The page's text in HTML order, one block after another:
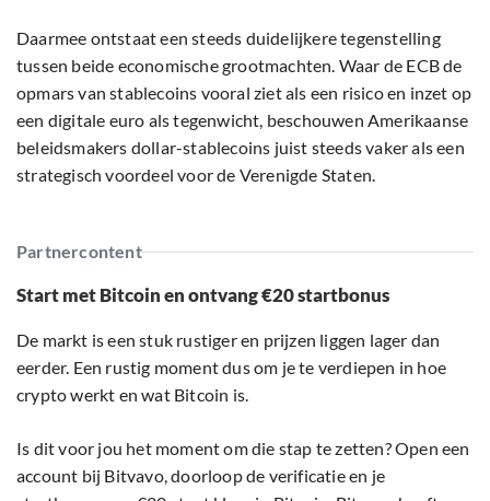
Daarmee ontstaat een steeds duidelijkere tegenstelling
tussen beide economische grootmachten. Waar de ECB de
opmars van stablecoins vooral ziet als een risico en inzet op
een digitale euro als tegenwicht, beschouwen Amerikaanse
beleidsmakers dollar-stablecoins juist steeds vaker als een
strategisch voordeel voor de Verenigde Staten.
Partnercontent
Start met Bitcoin en ontvang €20 startbonus
De markt is een stuk rustiger en prijzen liggen lager dan
eerder. Een rustig moment dus om je te verdiepen in hoe
crypto werkt en wat Bitcoin is.
Is dit voor jou het moment om die stap te zetten? Open een
account bij Bitvavo, doorloop de verificatie en je